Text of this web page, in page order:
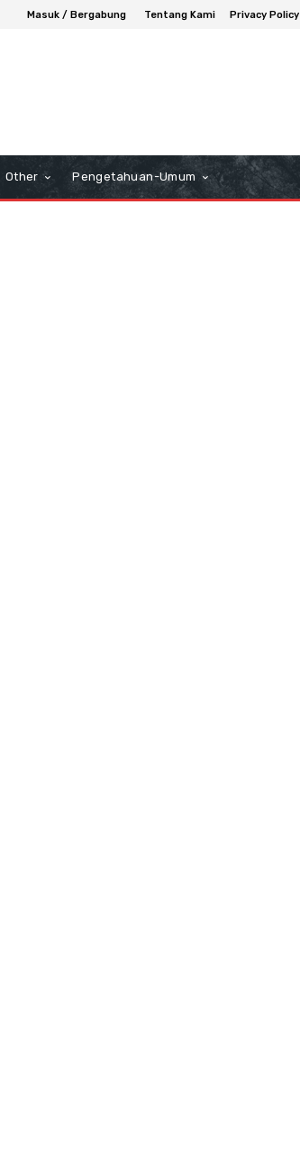
Masuk / Bergabung Tentang Kami Privacy Policy
Other Pengetahuan-Umum